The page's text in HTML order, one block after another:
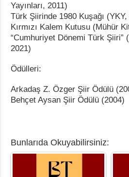
Yayınları, 2011)
Türk Şiirinde 1980 Kuşağı (YKY,
Kırmızı Kalem Kutusu (Mühür
“Cumhuriyet Dönemi Türk Şiiri”
2021)
Ödülleri:
Arkadaş Z. Özger Şiir Ödülü
Behçet Aysan Şiir Ödülü (2004)
Bunlarıda Okuyabilirsiniz: